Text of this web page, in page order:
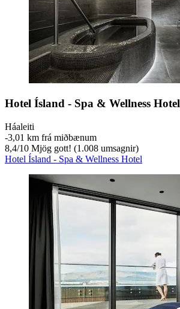
Hotel Ísland - Spa & Wellness Hotel
Háaleiti
‐3,01 km frá miðbænum
8,4/10 Mjög gott! (1.008 umsagnir)
Hotel Ísland - Spa & Wellness Hotel